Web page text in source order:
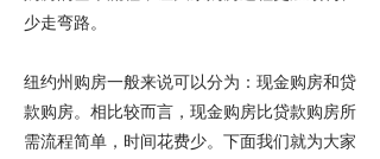
少走弯路。
纽约州购房一般来说可以分为：现金购房和贷
款购房。相比较而言，现金购房比贷款购房所
需流程简单，时间花费少。下面我们就为大家